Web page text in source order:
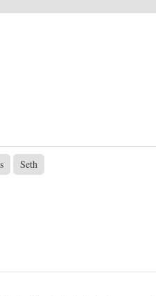
Seth